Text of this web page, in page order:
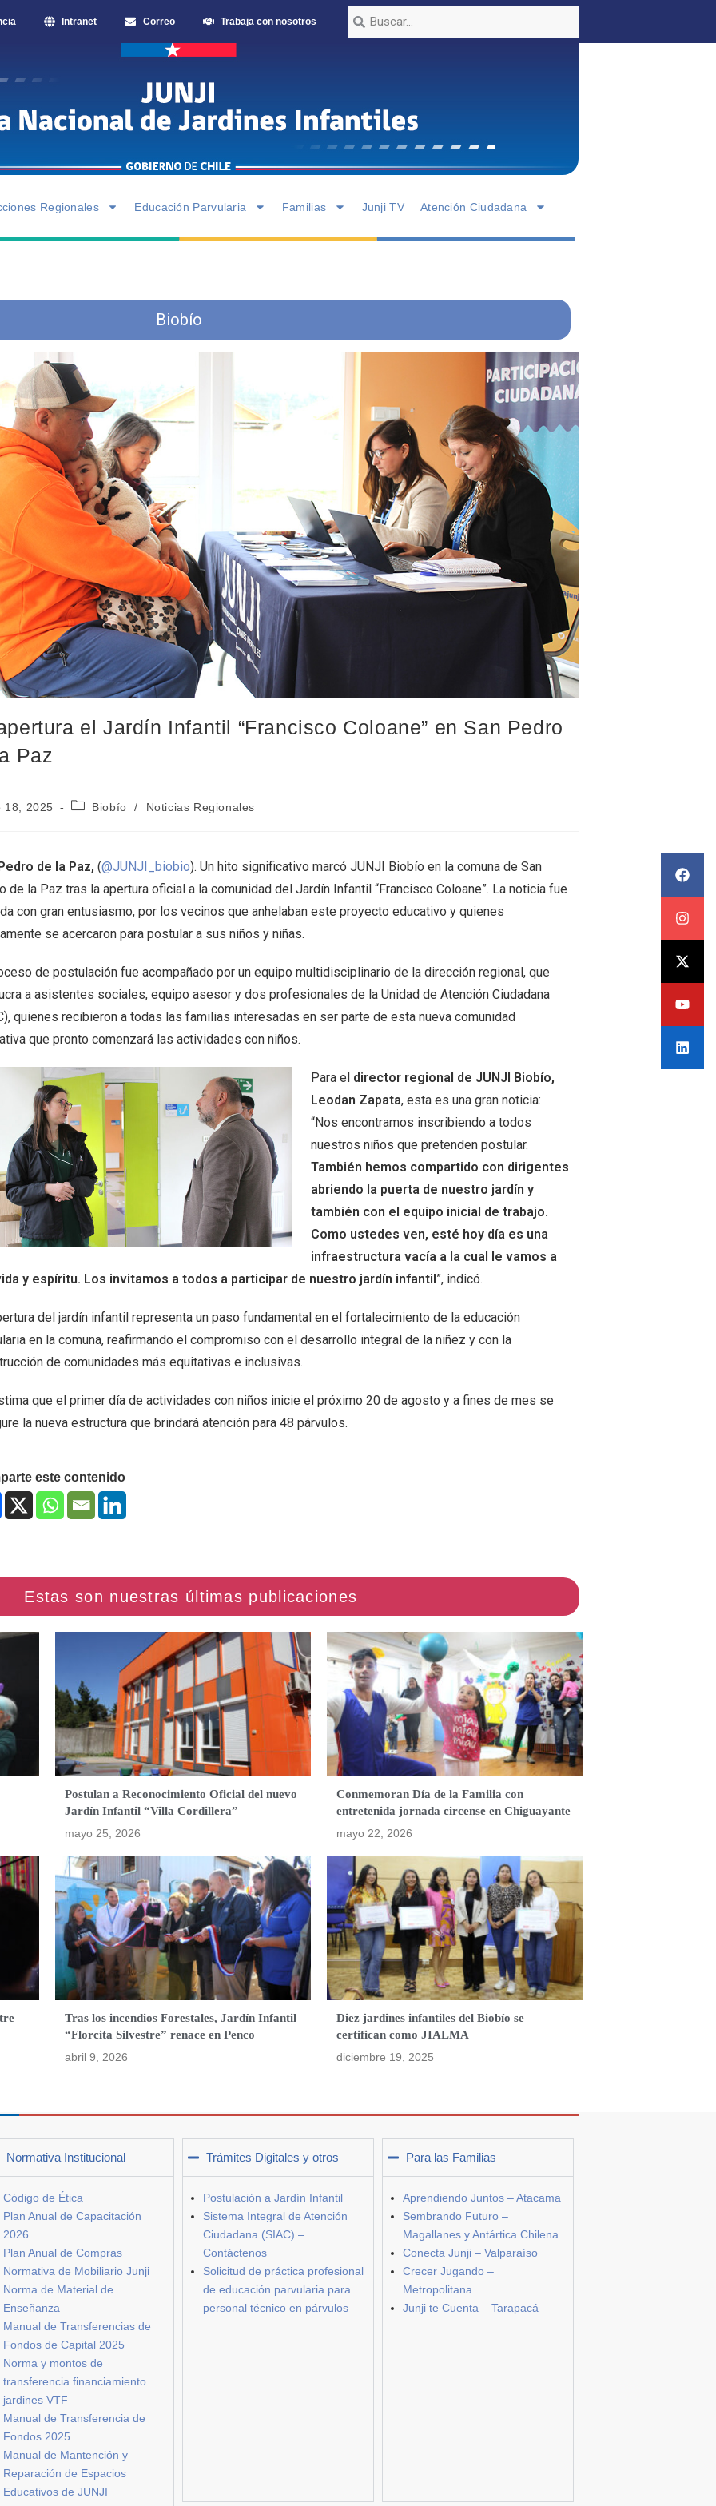
Intranet Correo Trabaja con nosotros
Regionales Educación Parvularia Familias Junji TV Atención Ciudadana
Biobío
el Jardín Infantil “Francisco Coloane” en San Pedro
Paz
18, 2025 Biobío / Noticias Regionales
de la Paz, (@JUNJI_biobio). Un hito significativo marcó JUNJI Biobío en la comuna de San
de la Paz tras la apertura oficial a la comunidad del Jardín Infantil “Francisco Coloane”. La noticia fue
con gran entusiasmo, por los vecinos que anhelaban este proyecto educativo y quienes
se acercaron para postular a sus niños y niñas.
de postulación fue acompañado por un equipo multidisciplinario de la dirección regional, que
a asistentes sociales, equipo asesor y dos profesionales de la Unidad de Atención Ciudadana
quienes recibieron a todas las familias interesadas en ser parte de esta nueva comunidad
que pronto comenzará las actividades con niños.
Para el director regional de JUNJI Biobío,
Leodan Zapata, esta es una gran noticia:
“Nos encontramos inscribiendo a todos
nuestros niños que pretenden postular.
También hemos compartido con dirigentes
abriendo la puerta de nuestro jardín y
también con el equipo inicial de trabajo.
Como ustedes ven, esté hoy día es una
infraestructura vacía a la cual le vamos a
y espíritu. Los invitamos a todos a participar de nuestro jardín infantil ”, indicó.
del jardín infantil representa un paso fundamental en el fortalecimiento de la educación
en la comuna, reafirmando el compromiso con el desarrollo integral de la niñez y con la
de comunidades más equitativas e inclusivas.
que el primer día de actividades con niños inicie el próximo 20 de agosto y a fines de mes se
la nueva estructura que brindará atención para 48 párvulos.
este contenido
Postulan a Reconocimiento Oficial del nuevo
Jardín Infantil “Villa Cordillera”
mayo 25, 2026
Conmemoran Día de la Familia con
entretenida jornada circense en Chiguayante
mayo 22, 2026
Tras los incendios Forestales, Jardín Infantil
“Florcita Silvestre” renace en Penco
abril 9, 2026
Diez jardines infantiles del Biobío se
certifican como JIALMA
diciembre 19, 2025
Normativa Institucional
Código de Ética
Plan Anual de Capacitación
2026
Plan Anual de Compras
Normativa de Mobiliario Junji
Norma de Material de
Enseñanza
Manual de Transferencias de
Fondos de Capital 2025
Norma y montos de
transferencia financiamiento
jardines VTF
Manual de Transferencia de
Fondos 2025
Manual de Mantención y
Reparación de Espacios
Educativos de JUNJI
Trámites Digitales y otros
Postulación a Jardín Infantil
Sistema Integral de Atención
Ciudadana (SIAC) –
Contáctenos
Solicitud de práctica profesional
de educación parvularia para
personal técnico en párvulos
Para las Familias
Aprendiendo Juntos – Atacama
Sembrando Futuro –
Magallanes y Antártica Chilena
Conecta Junji – Valparaíso
Crecer Jugando –
Metropolitana
Junji te Cuenta – Tarapacá